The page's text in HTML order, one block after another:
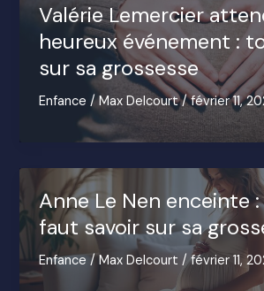
Valérie Lemercier
heureux événement :
sur sa grossesse
Enfance /Max Delcourt/février 11,
Anne Le Nen enceinte :
faut savoir sur sa
Enfance /Max Delcourt/février 11,